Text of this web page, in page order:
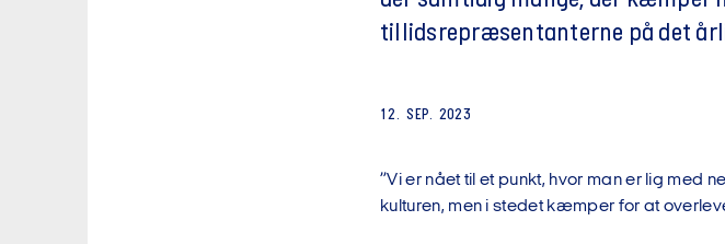
tillidsrepræsentanterne på det
12. SEP. 2023
”Vi er nået til et punkt, hvor man er lig med
kulturen, men i stedet kæmper for at